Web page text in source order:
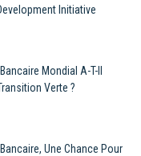
Initiative
Mondial A-T-Il
Verte ?
Une Chance Pour